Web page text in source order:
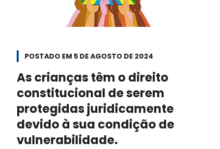
POSTADO EM 5 DE AGOSTO DE 2024
As crianças têm o direito
constitucional de serem
protegidas juridicamente
devido à sua condição de
vulnerabilidade.